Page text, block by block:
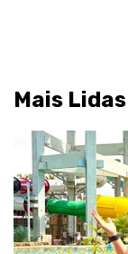
Mais Lidas